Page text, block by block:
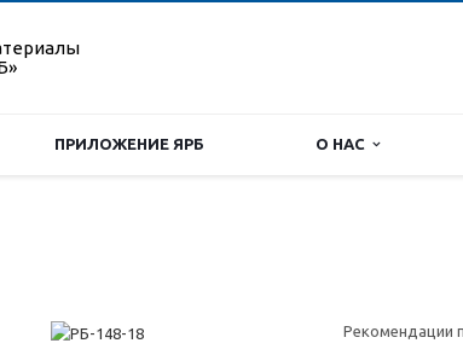
ПРИЛОЖЕНИЕ ЯРБ О НАС
Рекомендации